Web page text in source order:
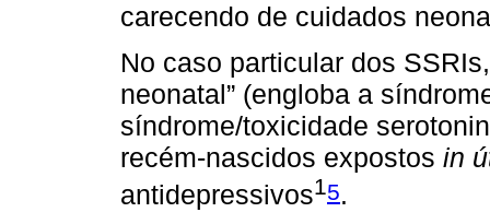
carecendo de cuidados
No caso particular dos
neonatal” (engloba a
síndrome/toxicidade
recém-nascidos expostos in
antidepressivos15.